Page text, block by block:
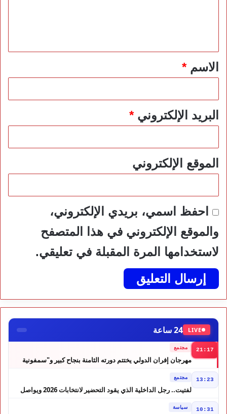
*الاسم*
البريد الإلكتروني*
الموقع الإلكتروني
احفظ اسمي، بريدي الإلكتروني،
والموقع الإلكتروني في هذا المتصفح
لاستخدامها المرة المقبلة في تعليقي.
LIVE 24 ساعة
21:17 مجتمع
مهرجان إفران الدولي يختتم دورته الثامنة بنجاح كبير و"سمفونية
13:23 مجتمع
لفتيت.. رجل الداخلية الذي يقود التحضير لانتخابات 2026 ويواصل
10:31 سياسة